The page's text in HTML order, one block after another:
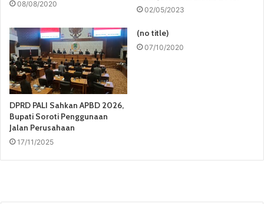
08/08/2020
02/05/2023
DPRD PALI Sahkan APBD 2026,
Bupati Soroti Penggunaan
Jalan Perusahaan
17/11/2025
(no title)
07/10/2020